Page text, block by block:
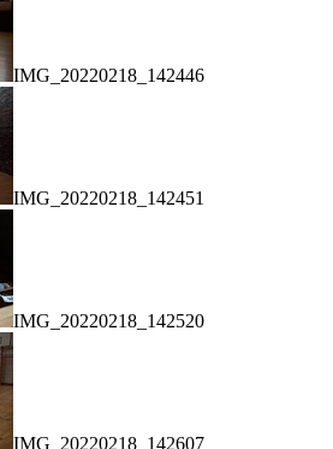
IMG_20220218_142446
IMG_20220218_142451
IMG_20220218_142520
IMG_20220218_142607